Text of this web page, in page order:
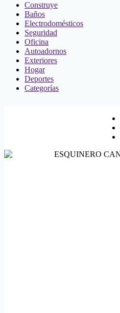
Construye
Baños
Electrodomésticos
Seguridad
Oficina
Autoadornos
Exteriores
Hogar
Deportes
Categorías